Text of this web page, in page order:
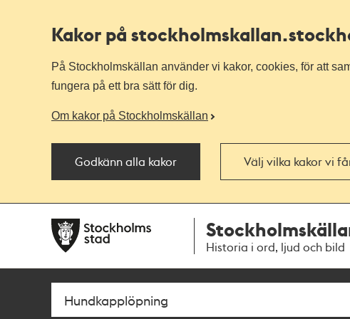
Kakor på stockholmskallan
På Stockholmskällan använder vi kakor, cookies, för att
fungera på ett bra sätt för dig.
Om kakor på Stockholmskällan
Godkänn alla kakor Välj vilka kakor vi
navigationen
huvudinnehållet
Historia i ord, ljud och bild
Sök